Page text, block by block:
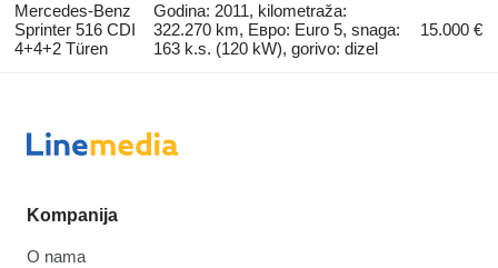
Mercedes-Benz
Sprinter 516 CDI
4+4+2 Türen
Godina: 2011, kilometraža:
322.270 km, Евро: Euro 5, snaga:
163 k.s. (120 kW), gorivo: dizel
15.000 €
Kompanija
O nama